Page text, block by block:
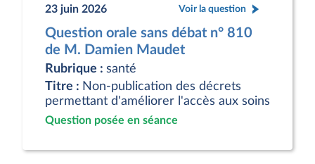
23 juin 2026 Voir la question
Question orale sans débat n° 810
de M. Damien Maudet
Rubrique : santé
Titre : Non-publication des décrets
permettant d'améliorer l'accès aux soins
Question posée en séance